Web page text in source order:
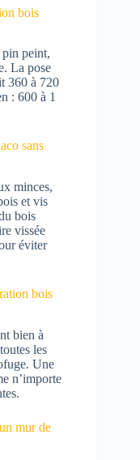
bois
pin peint,
La pose
360 à 720
: 600 à 1
sans
minces,
et vis
bois
vissée
éviter
bois
bien à
les
Une
n’importe
mur de